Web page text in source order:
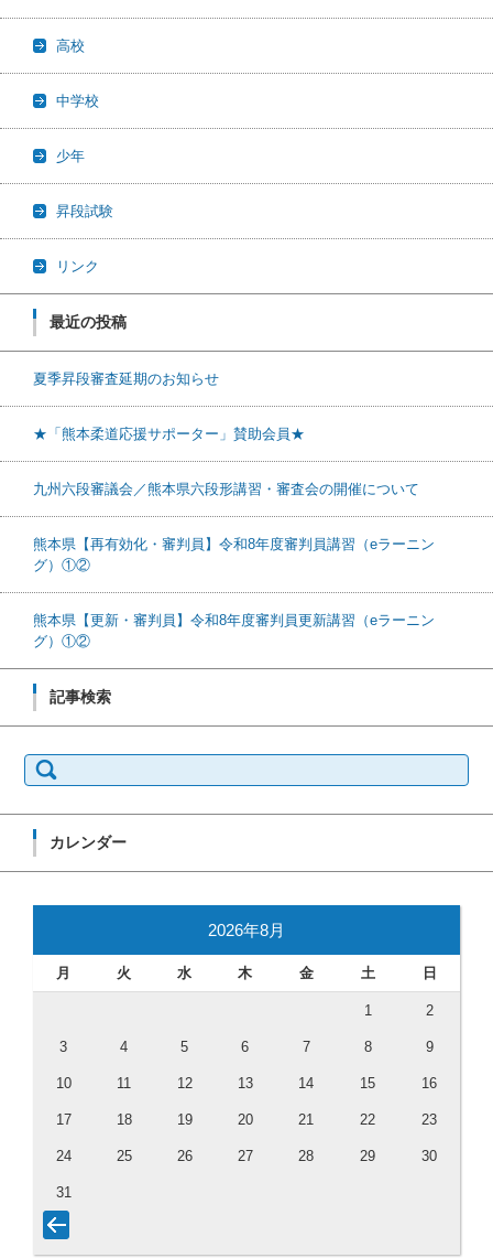
高校
中学校
少年
昇段試験
リンク
最近の投稿
夏季昇段審査延期のお知らせ
★「熊本柔道応援サポーター」賛助会員★
九州六段審議会／熊本県六段形講習・審査会の開催について
熊本県【再有効化・審判員】令和8年度審判員講習（eラーニン
グ）①②
熊本県【更新・審判員】令和8年度審判員更新講習（eラーニン
グ）①②
記事検索
検索:
カレンダー
2026年8月
月 火 水 木 金 土 日
1 2
3 4 5 6 7 8 9
10 11 12 13 14 15 16
17 18 19 20 21 22 23
24 25 26 27 28 29 30
31